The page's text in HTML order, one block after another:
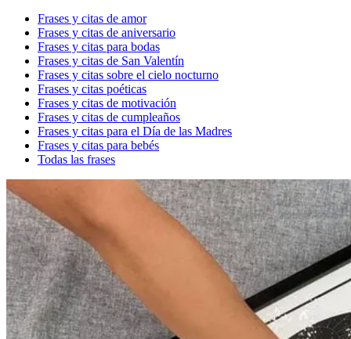
Frases y citas de amor
Frases y citas de aniversario
Frases y citas para bodas
Frases y citas de San Valentín
Frases y citas sobre el cielo nocturno
Frases y citas poéticas
Frases y citas de motivación
Frases y citas de cumpleaños
Frases y citas para el Día de las Madres
Frases y citas para bebés
Todas las frases